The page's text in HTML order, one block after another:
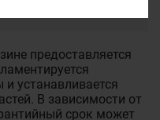
предоставляется
устанавливается
В зависимости от
срок может